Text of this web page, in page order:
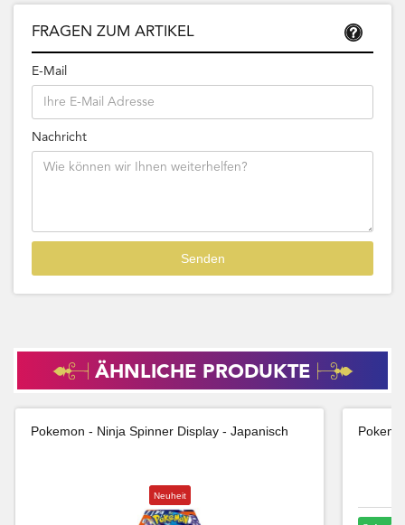
FRAGEN ZUM ARTIKEL
E-Mail
Nachricht
ÄHNLICHE PRODUKTE
Pokemon - Ninja Spinner Display - Japanisch
Neuheit